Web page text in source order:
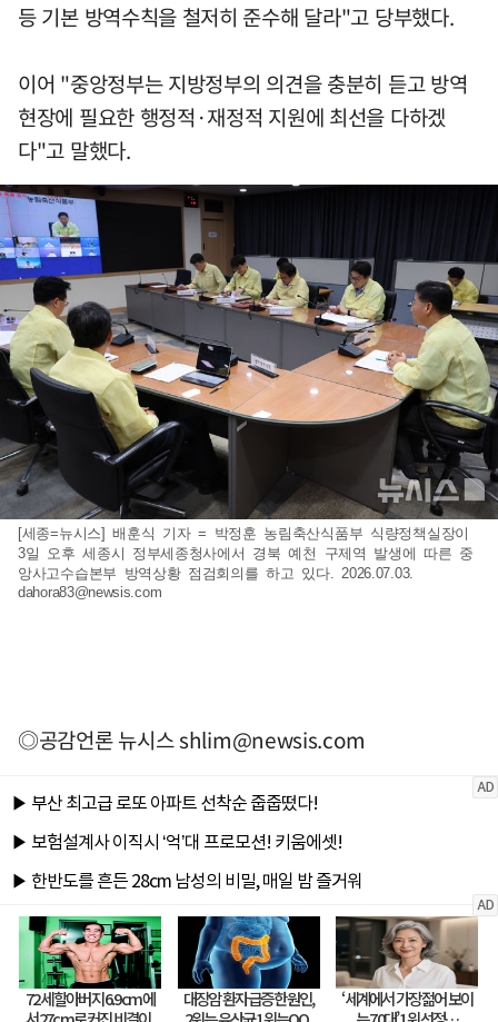
등 기본 방역수칙을 철저히 준수해 달라"고 당부했다.
이어 "중앙정부는 지방정부의 의견을 충분히 듣고 방역
현장에 필요한 행정적·재정적 지원에 최선을 다하겠
다"고 말했다.
[세종=뉴시스] 배훈식 기자 = 박정훈 농림축산식품부 식량정책실장이
3일 오후 세종시 정부세종청사에서 경북 예천 구제역 발생에 따른 중
앙사고수습본부 방역상황 점검회의를 하고 있다. 2026.07.03.
dahora83@newsis.com
◎공감언론 뉴시스shlim@newsis.com